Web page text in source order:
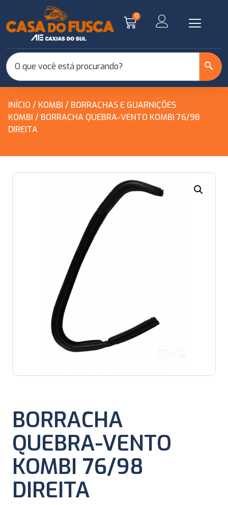
0
INÍCIO / KOMBI / BORRACHAS E GUARNIÇÕES
KOMBI / BORRACHA QUEBRA-VENTO KOMBI 76/98
DIREITA
BORRACHA
QUEBRA-VENTO
KOMBI 76/98
DIREITA